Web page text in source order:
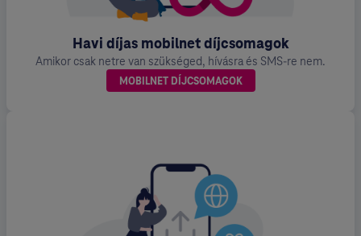
Havi díjas mobilnet díjcsomagok
Amikor csak netre van szükséged, hívásra és SMS-re nem.
MOBILNET DÍJCSOMAGOK